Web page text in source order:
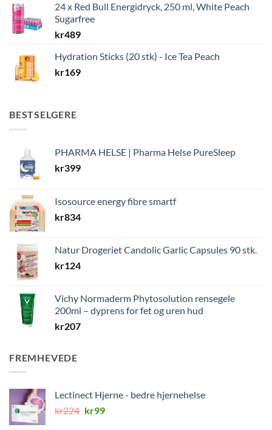
24 x Red Bull Energidryck, 250 ml, White Peach
Sugarfree
kr489
Hydration Sticks (20 stk) - Ice Tea Peach
kr169
BESTSELGERE
PHARMA HELSE | Pharma Helse PureSleep
kr399
Isosource energy fibre smartf
kr834
Natur Drogeriet Candolic Garlic Capsules 90 stk.
kr124
Vichy Normaderm Phytosolution rensegele
200ml – dyprens for fet og uren hud
kr207
FREMHEVEDE
Lectinect Hjerne - bedre hjernehelse
kr224 Opprinnelig
kr99Nåværende